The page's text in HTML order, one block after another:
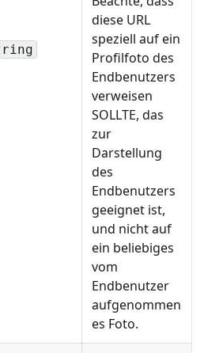
diese URL
speziell auf ein
Profilfoto des
Endbenutzers
verweisen
SOLLTE, das
zur
Darstellung
des
Endbenutzers
geeignet ist,
und nicht auf
ein beliebiges
vom
Endbenutzer
aufgenommen
es Foto.